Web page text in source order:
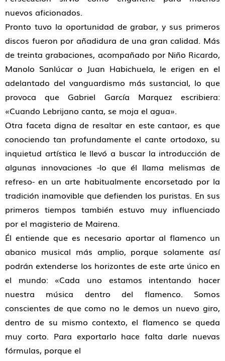
nuevos aficionados.
Pronto tuvo la oportunidad de grabar, y sus primeros
discos fueron por añadidura de una gran calidad. Más
de treinta grabaciones, acompañado por Niño Ricardo,
Manolo Sanlúcar o Juan Habichuela, le erigen en el
adelantado del vanguardismo más sustancial, lo que
provoca que Gabriel García Marquez escribiera:
«Cuando Lebrijano canta, se moja el agua».
Otra faceta digna de resaltar en este cantaor, es que
conociendo tan profundamente el cante ortodoxo, su
inquietud artística le llevó a buscar la introducción de
algunas innovaciones -lo que él llama melismas de
refreso- en un arte habitualmente encorsetado por la
tradición inamovible que defienden los puristas. En sus
primeros tiempos también estuvo muy influenciado
por el magisterio de Mairena.
Él entiende que es necesario aportar al flamenco un
abanico musical más amplio, porque solamente así
podrán extenderse los horizontes de este arte único en
el mundo: «Cada uno estamos intentando hacer
nuestra música dentro del flamenco. Somos
conscientes de que como no le demos un nuevo giro,
dentro de su mismo contexto, el flamenco se queda
muy corto. Para exportarlo hace falta darle nuevas
fórmulas, porque el